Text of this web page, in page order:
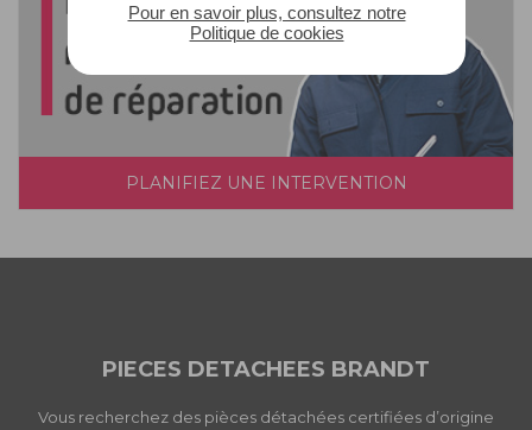
Pour en savoir plus, consultez notre
Politique de cookies
PLANIFIEZ UNE INTERVENTION
PIECES DETACHEES BRANDT
Vous recherchez des pièces détachées certifiées d’origine